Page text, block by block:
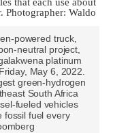
powered truck,
neutral project,
platinum
May 6, 2022.
green-hydrogen
South Africa
fueled vehicles
fossil fuel every